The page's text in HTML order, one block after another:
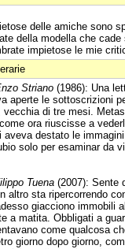
delle amiche sono
della modella che cade
impietose le mie
Striano (1986): Una
aperte le sottoscrizioni
di tre mesi.
ora riuscisse a
aveva destato le immagini
solo per esaminar da
Tuena (2007): Sente
altro sta ripercorrendo
giacciono immobili
a matita. Obbligati a
come qualcosa
giorno dopo giorno,